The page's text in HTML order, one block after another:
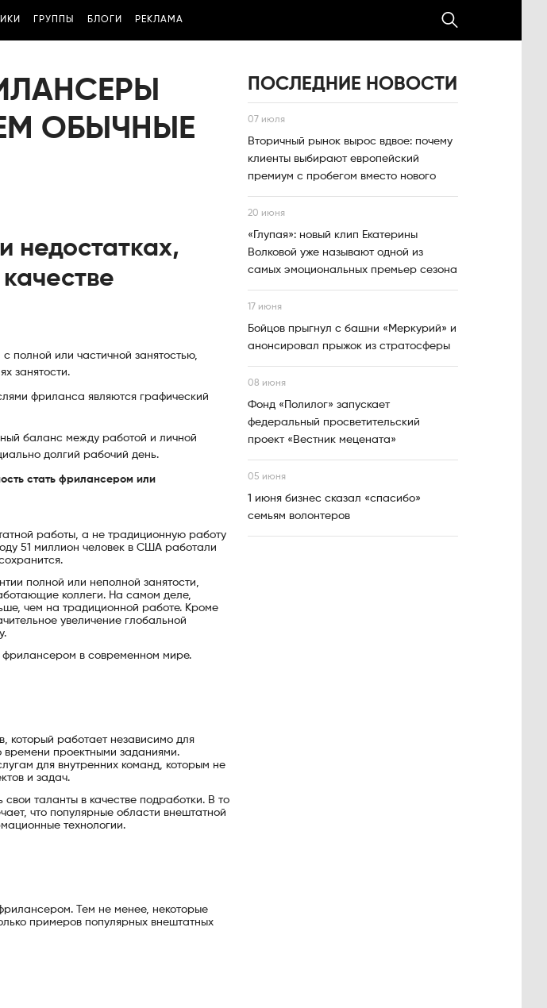
ГРУППЫ БЛОГИ РЕКЛАМА
ОБЫЧНЫЕ
недостатках,
полной или частичной занятостью,
занятости.
фриланса являются графический
баланс между работой и личной
долгий рабочий день.
стать фрилансером или
работы, а не традиционную работу
51 миллион человек в США работали
сохранится.
полной или неполной занятости,
коллеги. На самом деле,
чем на традиционной работе. Кроме
увеличение глобальной
фрилансером в современном мире.
который работает независимо для
времени проектными заданиями.
для внутренних команд, которым не
и задач.
таланты в качестве подработки. В то
что популярные области внештатной
технологии.
Тем не менее, некоторые
примеров популярных внештатных
ПОСЛЕДНИЕ НОВОСТИ
07 июля
Вторичный рынок вырос вдвое: почему
клиенты выбирают европейский
премиум с пробегом вместо нового
20 июня
«Глупая»: новый клип Екатерины
Волковой уже называют одной из
самых эмоциональных премьер сезона
17 июня
Бойцов прыгнул с башни «Меркурий» и
анонсировал прыжок из стратосферы
08 июня
Фонд «Полилог» запускает
федеральный просветительский
проект «Вестник мецената»
05 июня
1 июня бизнес сказал «спасибо»
семьям волонтеров